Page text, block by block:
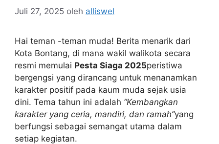
Juli 27, 2025 oleh alliswel
Hai teman -teman muda! Berita menarik dari
Kota Bontang, di mana wakil walikota secara
resmi memulai Pesta Siaga 2025peristiwa
bergengsi yang dirancang untuk menanamkan
karakter positif pada kaum muda sejak usia
dini. Tema tahun ini adalah “Kembangkan
karakter yang ceria, mandiri, dan ramah”yang
berfungsi sebagai semangat utama dalam
setiap kegiatan.